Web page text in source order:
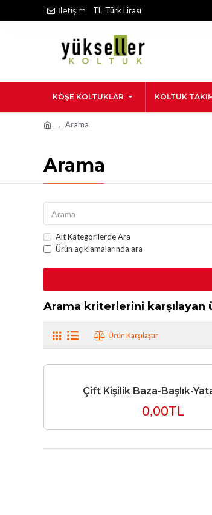
İletişim TL Türk Lirası
KÖŞE KOLTUKLAR KOLTUK
Arama
Arama
Alt Kategorilerde Ara
Ürün açıklamalarında ara
Arama kriterlerini karşılayan
Ürün Karşılaştır
Çift Kişilik Baza-Başlık-
0,00TL